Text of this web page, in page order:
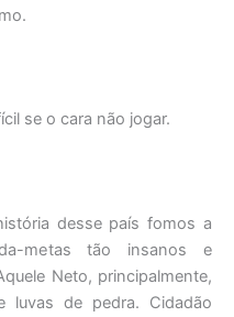
se o cara não jogar.
desse país fomos a
metas tão insanos e
Neto, principalmente,
luvas de pedra. Cidadão